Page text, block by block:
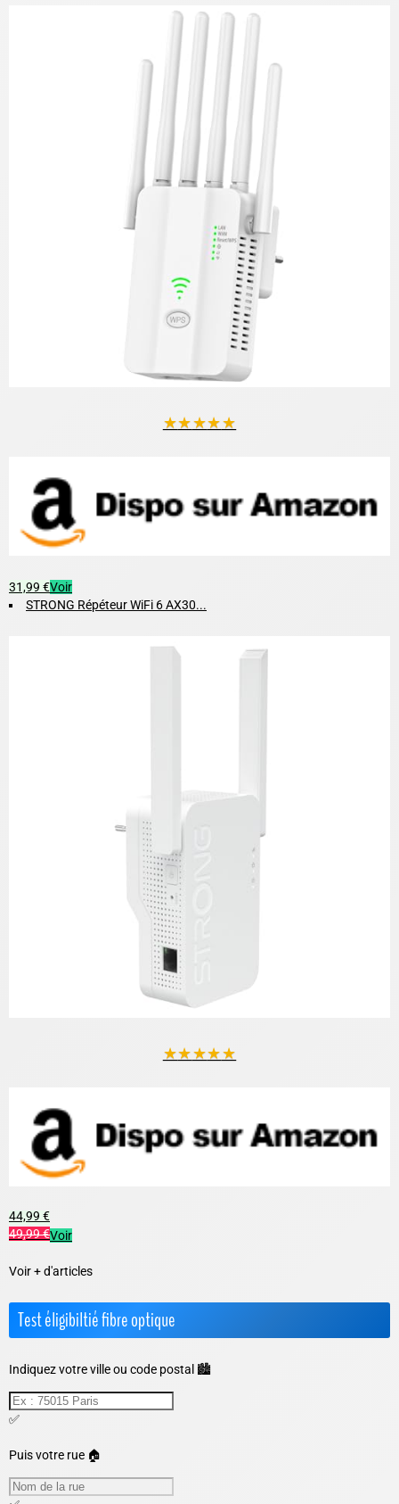
★★★★★
31,99 €Voir
STRONG Répéteur WiFi 6 AX30...
★★★★★
44,99 €
49,99 €Voir
Voir + d'articles
Test éligibiltié fibre optique
Indiquez votre ville ou code postal 🏙️
✅
Puis votre rue 🏠